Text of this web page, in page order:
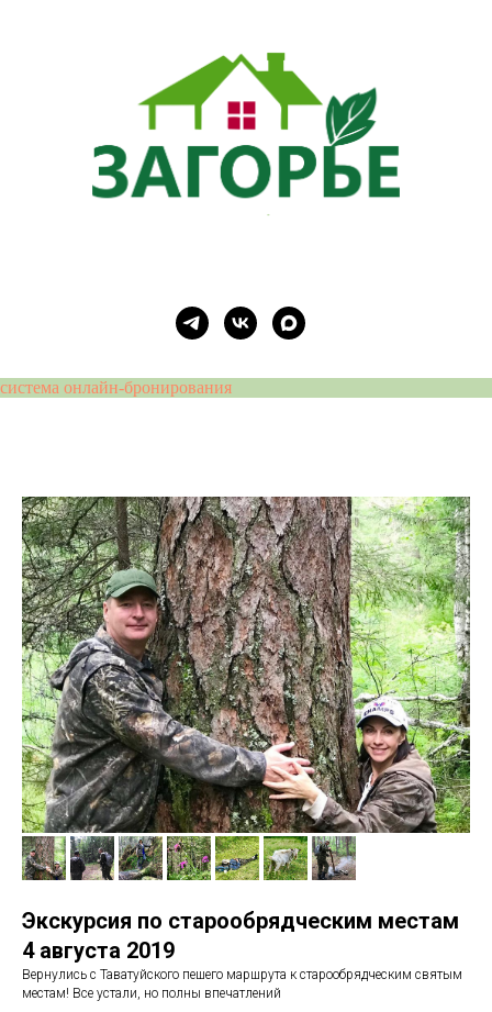
система онлайн-бронирования
Экскурсия по старообрядческим местам
4 августа 2019
Вернулись с Таватуйского пешего маршрута к старообрядческим святым
местам! Все устали, но полны впечатлений